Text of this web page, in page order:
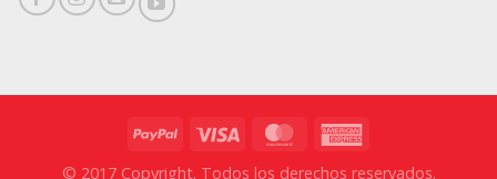
© 2017 Copyright. Todos los derechos reservados.